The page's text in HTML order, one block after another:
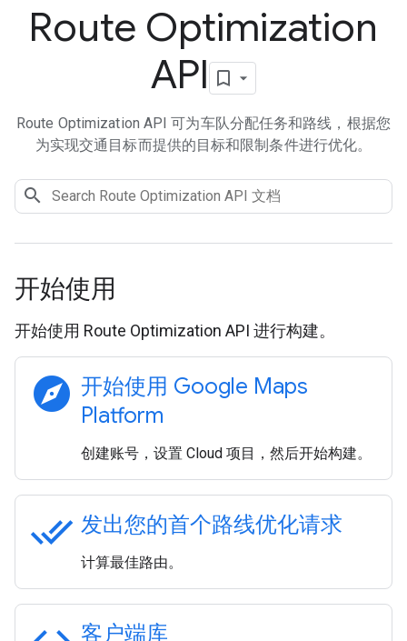
Route Optimization
API
Route Optimization API 可为车队分配任务和路线，根据您
为实现交通目标而提供的目标和限制条件进行优化。
开始使用
开始使用 Route Optimization API 进行构建。
explore 开始使用 Google Maps
Platform
创建账号，设置 Cloud 项目，然后开始构建。
done_all 发出您的首个路线优化请求
计算最佳路由。
客户端库